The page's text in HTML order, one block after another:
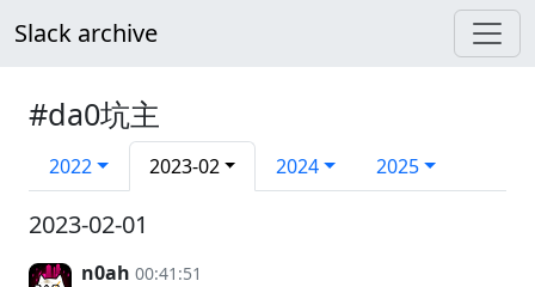
Slack archive
#da0坑主
2022 2023-02 2024 2025
2023-02-01
n0ah 00:41:51